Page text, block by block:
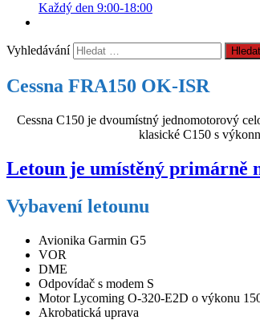
Každý den 9:00-18:00
Vyhledávání
Cessna FRA150 OK-ISR
Cessna C150 je dvoumístný jednomotorový
klasické C150 s
Letoun je umístěný primárně
Vybavení letounu
Avionika Garmin G5
VOR
DME
Odpovídač s modem S
Motor Lycoming O-320-E2D o výkonu
Akrobatická uprava